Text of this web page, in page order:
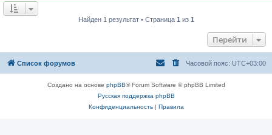
Найден 1 результат • Страница 1 из 1
Перейти
Список форумов Часовой пояс: UTC+03:00
Создано на основе phpBB® Forum Software © phpBB Limited
Русская поддержка phpBB
Конфиденциальность| Правила